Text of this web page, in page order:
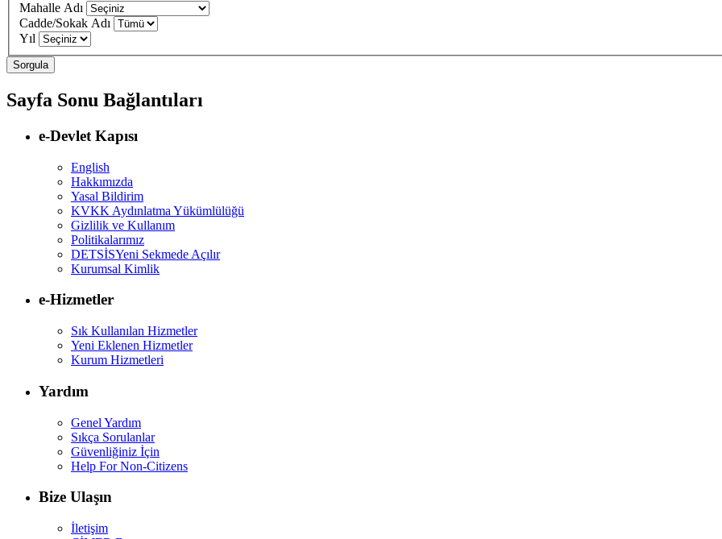
Mahalle Adı
Cadde/Sokak Adı
Yıl
Sayfa Sonu Bağlantıları
e-Devlet Kapısı
English
Hakkımızda
Yasal Bildirim
KVKK Aydınlatma Yükümlülüğü
Gizlilik ve Kullanım
Politikalarımız
DETSİSYeni Sekmede Açılır
Kurumsal Kimlik
e-Hizmetler
Sık Kullanılan Hizmetler
Yeni Eklenen Hizmetler
Kurum Hizmetleri
Yardım
Genel Yardım
Sıkça Sorulanlar
Güvenliğiniz İçin
Help For Non-Citizens
Bize Ulaşın
İletişim